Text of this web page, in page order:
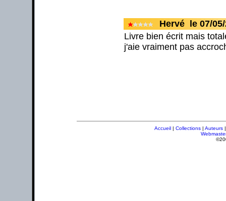
Hervé le 07/
Livre bien écrit mais
j'aie vraiment pas
Accueil | Collections | Auteurs